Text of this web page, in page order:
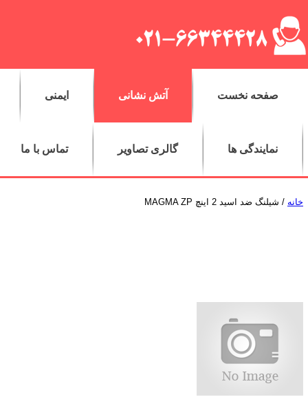
صفحه نخست آتش نشانی ایمنی
نمایندگی ها گالری تصاویر تماس با ما
خانه / شیلنگ ضد اسید 2 اینچ MAGMA ZP